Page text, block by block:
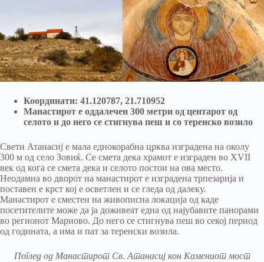
Координати: 41.120787, 21.710952
Манастирот е оддалечен 300 метри од центарот од
селото и до него се стигнува пеш и со теренско возило
Свети Атанасиј е мала еднокорабна црква изградена на околу
300 м од село Зовиќ. Се смета дека храмот е изграден во XVII
век од кога се смета дека и селото постои на ова место.
Неодамна во дворот на манастирот е изградена трпезарија и
поставен е крст кој е осветлен и се гледа од далеку.
Манастирот е сместен на живописна локација од каде
посетителите може да ја доживеат една од најубавите панорами
во регионот Мариово. До него се стигнува пеш во секој период
од годината, а има и пат за теренски возила.
Поглед од Манастирот Св. Атанасиј кон Камениот мост